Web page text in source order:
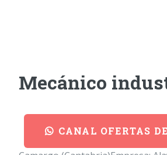
Mecánico
CANAL OFERTAS